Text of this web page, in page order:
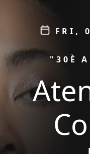
Data
FRI,
PROMOCIÓ
"30È